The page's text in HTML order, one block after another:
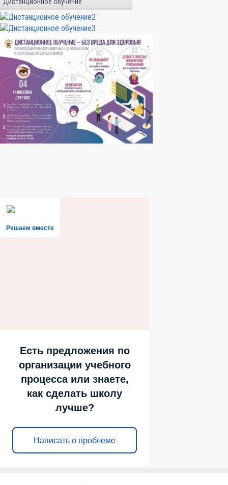
Дистанционное обучение
Решаем вместе
Есть предложения по
организации учебного
процесса или знаете,
как сделать школу
лучше?
Написать о проблеме